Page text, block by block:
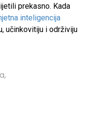
prekasno. Kada
inteligencija
učinkovitiju i održiviju
,